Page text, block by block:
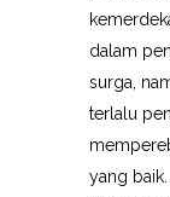
dalam
surga,
terlalu
yang